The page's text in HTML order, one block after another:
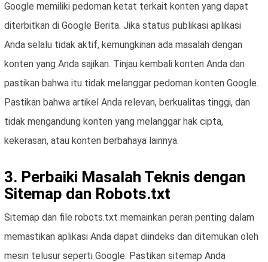
Google memiliki pedoman ketat terkait konten yang dapat
diterbitkan di Google Berita. Jika status publikasi aplikasi
Anda selalu tidak aktif, kemungkinan ada masalah dengan
konten yang Anda sajikan. Tinjau kembali konten Anda dan
pastikan bahwa itu tidak melanggar pedoman konten Google.
Pastikan bahwa artikel Anda relevan, berkualitas tinggi, dan
tidak mengandung konten yang melanggar hak cipta,
kekerasan, atau konten berbahaya lainnya.
3. Perbaiki Masalah Teknis dengan
Sitemap dan Robots.txt
Sitemap dan file robots.txt memainkan peran penting dalam
memastikan aplikasi Anda dapat diindeks dan ditemukan oleh
mesin telusur seperti Google. Pastikan sitemap Anda